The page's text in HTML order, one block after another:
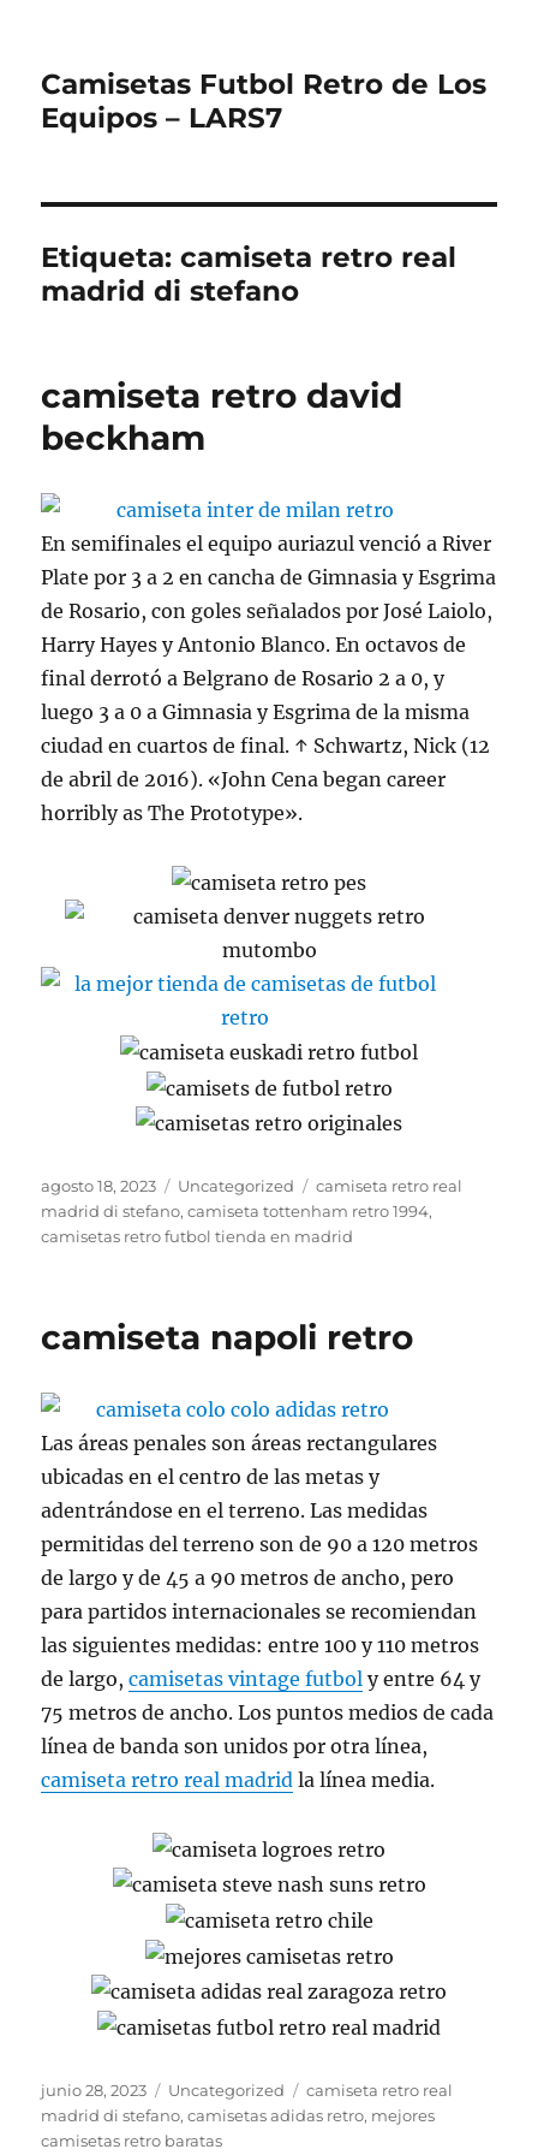
Camisetas Futbol Retro de Los
Equipos – LARS7
Etiqueta:camiseta retro real
madrid di stefano
camiseta retro david
beckham
En semifinales el equipo auriazul venció a River
Plate por 3 a 2 en cancha de Gimnasia y Esgrima
de Rosario, con goles señalados por José Laiolo,
Harry Hayes y Antonio Blanco. En octavos de
final derrotó a Belgrano de Rosario 2 a 0, y
luego 3 a 0 a Gimnasia y Esgrima de la misma
ciudad en cuartos de final. ↑ Schwartz, Nick (12
de abril de 2016). «John Cena began career
horribly as The Prototype».
Publicado
el
agosto 18, 2023 Categorías
Uncategorized Etiquetas
camiseta retro real
madrid di stefano,camiseta tottenham retro 1994,
camisetas retro futbol tienda en madrid
camiseta napoli retro
Las áreas penales son áreas rectangulares
ubicadas en el centro de las metas y
adentrándose en el terreno. Las medidas
permitidas del terreno son de 90 a 120 metros
de largo y de 45 a 90 metros de ancho, pero
para partidos internacionales se recomiendan
las siguientes medidas: entre 100 y 110 metros
de largo,camisetas vintage futbol y entre 64 y
75 metros de ancho. Los puntos medios de cada
línea de banda son unidos por otra línea,
camiseta retro real madrid la línea media.
Publicado
el
junio 28, 2023 Categorías
Uncategorized Etiquetas
camiseta retro real
madrid di stefano,camisetas adidas retro, mejores
camisetas retro baratas